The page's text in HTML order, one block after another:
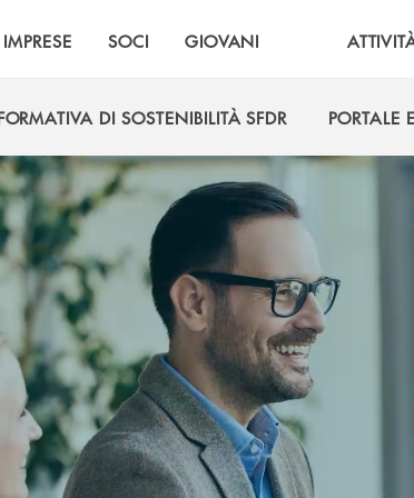
IMPRESE SOCI GIOVANI
DI SOSTENIBILITÀ SFDR
PORTALE